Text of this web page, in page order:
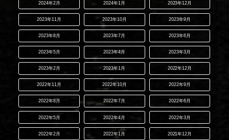
2024年2月 2024年1月 2023年12月
2023年11月 2023年10月 2023年9月
2023年8月 2023年7月 2023年6月
2023年5月 2023年4月 2023年3月
2023年2月 2023年1月 2022年12月
2022年11月 2022年10月 2022年9月
2022年8月 2022年7月 2022年6月
2022年5月 2022年4月 2022年3月
2022年2月 2022年1月 2021年12月